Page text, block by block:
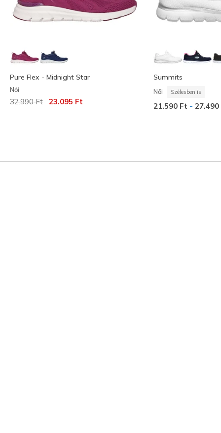
Pure Flex - Midnight Star
Női
Az ár a következőhöz képest csökkent:
32.990 Ft címzett:
23.095 Ft
Summits
Női Szélesben is
21.590 Ft - 27.490